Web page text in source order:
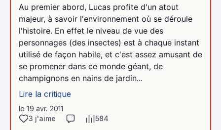
Au premier abord, Lucas profite d'un atout
majeur, à savoir l'environnement où se déroule
l'histoire. En effet le niveau de vue des
personnages (des insectes) est à chaque instant
utilisé de façon habile, et c'est assez amusant de
se promener dans ce monde géant, de
champignons en nains de jardin...
Lire la critique
le 19 avr. 2011
3 j'aime
584